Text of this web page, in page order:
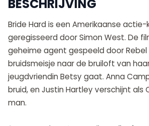
BESCHRIJVING
Bride Hard is een Amerikaanse
geregisseerd door Simon West. De
geheime agent gespeeld door Rebel
bruidsmeisje naar de bruiloft van
jeugdvriendin Betsy gaat. Anna
bruid, en Justin Hartley verschijnt als
man.